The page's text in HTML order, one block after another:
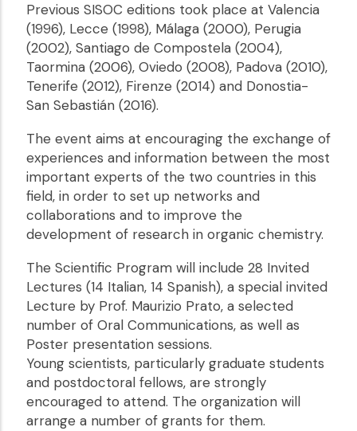
Previous SISOC editions took place at Valencia
(1996), Lecce (1998), Málaga (2000), Perugia
(2002), Santiago de Compostela (2004),
Taormina (2006), Oviedo (2008), Padova (2010),
Tenerife (2012), Firenze (2014) and Donostia-
San Sebastián (2016).
The event aims at encouraging the exchange of
experiences and information between the most
important experts of the two countries in this
field, in order to set up networks and
collaborations and to improve the
development of research in organic chemistry.
The Scientific Program will include 28 Invited
Lectures (14 Italian, 14 Spanish), a special invited
Lecture by Prof. Maurizio Prato, a selected
number of Oral Communications, as well as
Poster presentation sessions.
Young scientists, particularly graduate students
and postdoctoral fellows, are strongly
encouraged to attend. The organization will
arrange a number of grants for them.